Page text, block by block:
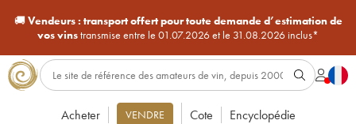
🚚Vendeurs : transport offert pour toute demande d’estimation de
vos vinstransmise entre le 01.07.2026 et le 31.08.2026 inclus*
Acheter VENDRE Cote Encyclopédie